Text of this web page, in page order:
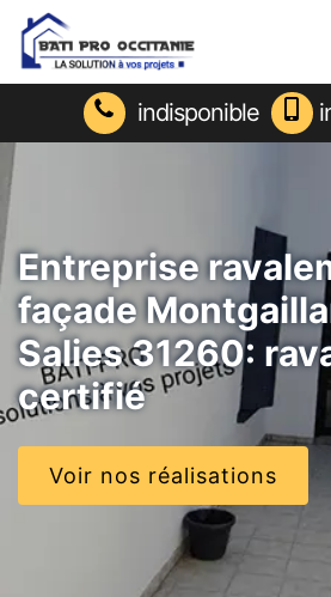
indisponible
Entreprise
façade
Salies 31260:
certifié
Voir nos réalisations